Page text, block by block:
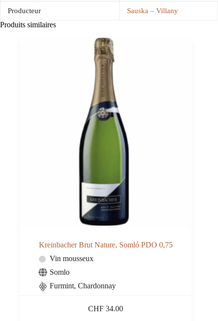
Producteur Sauska – Villany
Produits similaires
Kreinbacher Brut Nature, Somló PDO 0,75
Vin mousseux
Somlo
Furmint, Chardonnay
CHF 34.00